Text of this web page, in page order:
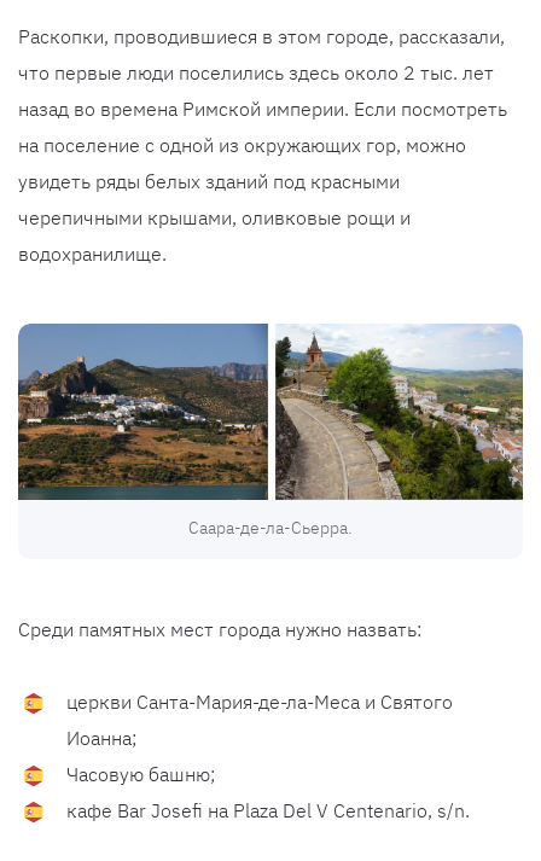
Раскопки, проводившиеся в этом городе, рассказали,
что первые люди поселились здесь около 2 тыс. лет
назад во времена Римской империи. Если посмотреть
на поселение с одной из окружающих гор, можно
увидеть ряды белых зданий под красными
черепичными крышами, оливковые рощи и
водохранилище.
Саара-де-ла-Сьерра.
Среди памятных мест города нужно назвать:
церкви Санта-Мария-де-ла-Меса и Святого
Иоанна;
Часовую башню;
кафе Bar Josefi на Plaza Del V Centenario, s/n.